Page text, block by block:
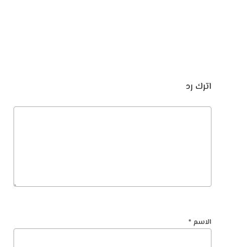
اترك رد
الاسم *